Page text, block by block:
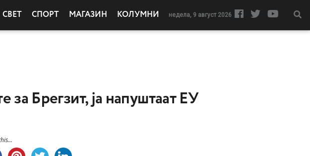
СВЕТ СПОРТ МАГАЗИН КОЛУМНИ недела, 9 август 2026
за Брегзит, ја напуштаат ЕУ